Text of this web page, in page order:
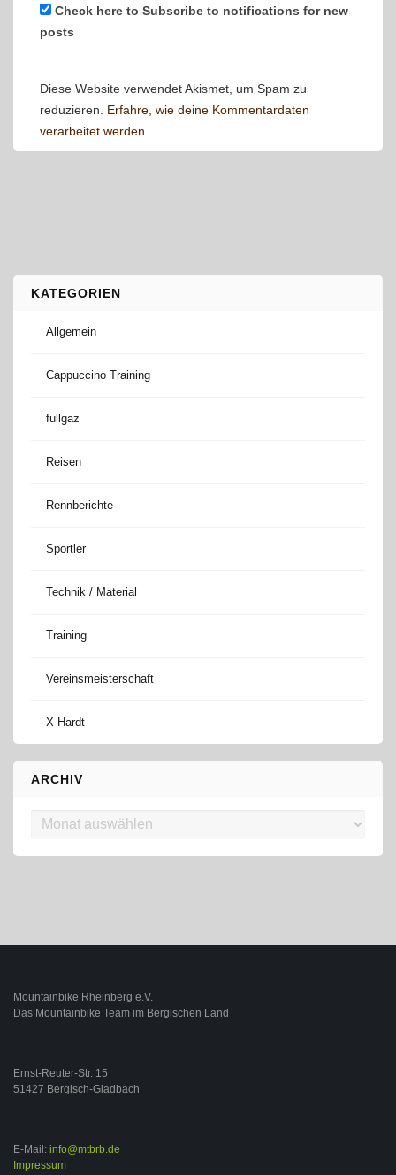
Check here to Subscribe to notifications for new
posts
Diese Website verwendet Akismet, um Spam zu
reduzieren. Erfahre, wie deine Kommentardaten
verarbeitet werden.
KATEGORIEN
Allgemein
Cappuccino Training
fullgaz
Reisen
Rennberichte
Sportler
Technik / Material
Training
Vereinsmeisterschaft
X-Hardt
ARCHIV
Archiv
Mountainbike Rheinberg e.V.
Das Mountainbike Team im Bergischen Land
Ernst-Reuter-Str. 15
51427 Bergisch-Gladbach
E-Mail: info@mtbrb.de
Impressum